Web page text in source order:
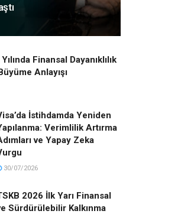
Finansal Dayanıklılık
Anlayışı
İstihdamda Yeniden
Verimlilik Artırma
ve Yapay Zeka
30/07/2026
2026 İlk Yarı Finansal
Sürdürülebilir Kalkınma